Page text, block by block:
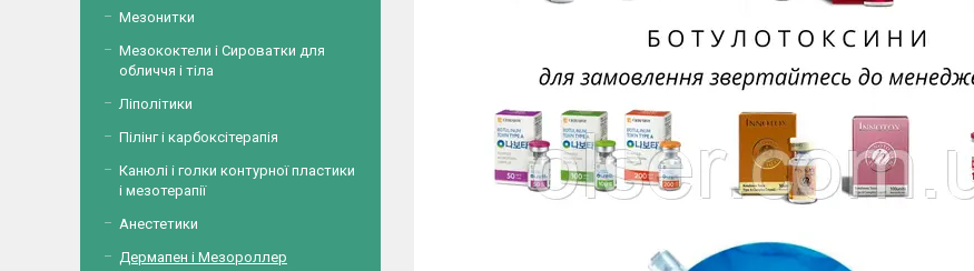
Мезонитки
Мезококтели і Сироватки для
обличчя і тіла
Ліполітики
Пілінг і карбоксітерапія
Канюлі і голки контурної пластики
і мезотерапії
Анестетики
Дермапен і Мезороллер